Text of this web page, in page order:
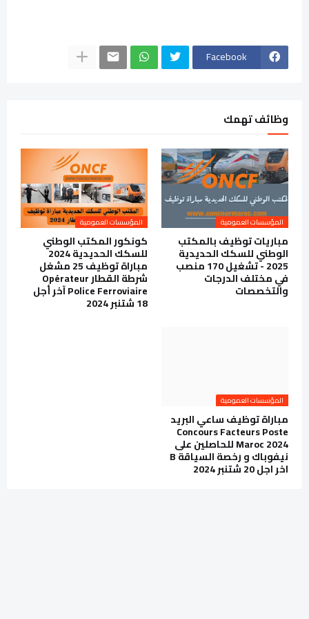
Facebook
وظائف تهمك
المؤسسات العمومية
مباريات توظيف بالمكتب
الوطني للسكك الحديدية
2025 - تشغيل 170 منصب
في مختلف الدرجات
والتخصصات
المؤسسات العمومية
كونكور المكتب الوطني
للسكك الحديدية 2024
مباراة توظيف 25 مشغل
شرطة القطار Opérateur
Police Ferroviaire آخر أجل
18 شتنبر 2024
المؤسسات العمومية
مباراة توظيف ساعي البريد
Concours Facteurs Poste
Maroc 2024 للحاصلين على
نيفوباك و رخصة السياقة B
اخر اجل 20 شتنبر 2024